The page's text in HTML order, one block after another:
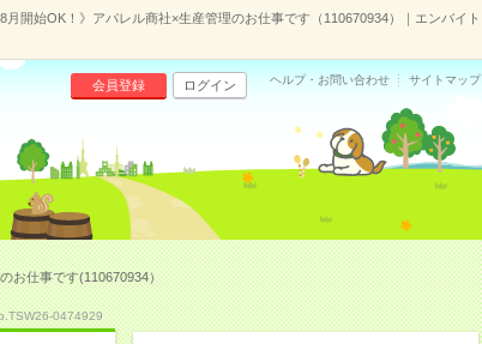
月開始OK！》アパレル商社×生産管理のお仕事です（110670934）｜エンバイト
会員登録 ログイン ヘルプ・お問い合わせ サイトマップ
お仕事です(110670934）
0474929